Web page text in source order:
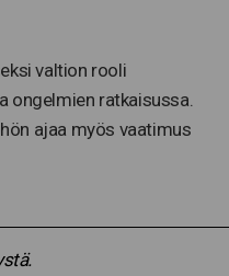
valtion rooli
ongelmien ratkaisussa.
ajaa myös vaatimus